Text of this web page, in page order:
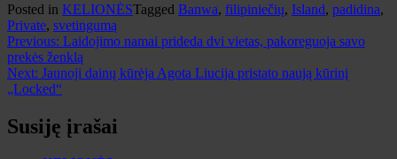
Posted in KELIONĖSTagged Banwa, filipiniečių, Island, padidina,
Private, svetingumą
Navigacija
tarp
įrašų
Previous: Laidojimo namai prideda dvi vietas, pakoreguoja savo
prekės ženklą
Next: Jaunoji dainų kūrėja Agota Liucija pristato naują kūrinį
„Locked“
Susiję įrašai